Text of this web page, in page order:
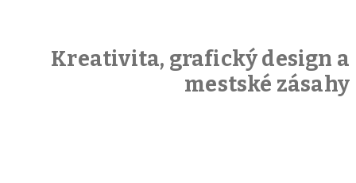
Kreativita, grafický design a
mestské zásahy